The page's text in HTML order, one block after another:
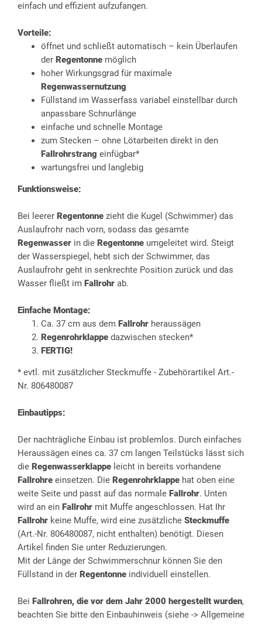
einfach und effizient aufzufangen.
Vorteile:
öffnet und schließt automatisch – kein Überlaufen
der Regentonne möglich
hoher Wirkungsgrad für maximale
Regenwassernutzung
Füllstand im Wasserfass variabel einstellbar durch
anpassbare Schnurlänge
einfache und schnelle Montage
zum Stecken – ohne Lötarbeiten direkt in den
Fallrohrstrang einfügbar*
wartungsfrei und langlebig
Funktionsweise:
Bei leerer Regentonne zieht die Kugel (Schwimmer) das
Auslaufrohr nach vorn, sodass das gesamte
Regenwasser in die Regentonne umgeleitet wird. Steigt
der Wasserspiegel, hebt sich der Schwimmer, das
Auslaufrohr geht in senkrechte Position zurück und das
Wasser fließt im Fallrohr ab.
Einfache Montage:
Ca. 37 cm aus dem Fallrohr heraussägen
Regenrohrklappe dazwischen stecken*
FERTIG!
* evtl. mit zusätzlicher Steckmuffe - Zubehörartikel Art.-
Nr. 806480087
Einbautipps:
Der nachträgliche Einbau ist problemlos. Durch einfaches
Heraussägen eines ca. 37 cm langen Teilstücks lässt sich
die Regenwasserklappe leicht in bereits vorhandene
Fallrohre einsetzen. Die Regenrohrklappe hat oben eine
weite Seite und passt auf das normale Fallrohr. Unten
wird an ein Fallrohr mit Muffe angeschlossen. Hat Ihr
Fallrohr keine Muffe, wird eine zusätzliche Steckmuffe
(Art.-Nr. 806480087, nicht enthalten) benötigt. Diesen
Artikel finden Sie unter Reduzierungen.
Mit der Länge der Schwimmerschnur können Sie den
Füllstand in der Regentonne individuell einstellen.
Bei Fallrohren, die vor dem Jahr 2000 hergestellt wurden,
beachten Sie bitte den Einbauhinweis (siehe -> Allgemeine